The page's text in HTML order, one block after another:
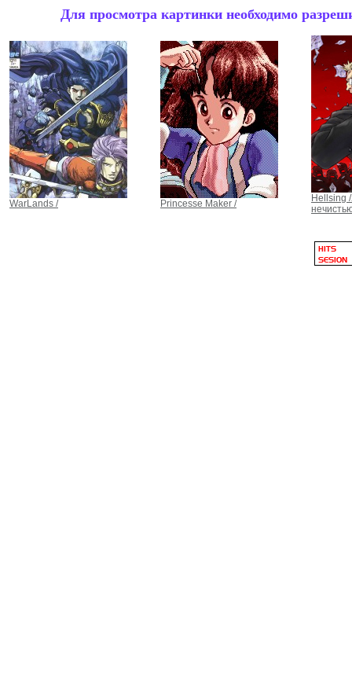
Для просмотра картинки необходимо
WarLands / Princesse Maker /
Hellsing